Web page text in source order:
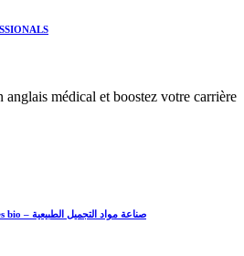
médical et boostez votre carrière
Fabrication des produits cosmétiques bio – صناعة مواد التجميل الطبيعية